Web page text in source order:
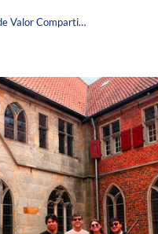
Estudiantes Corpistas ganaron en el Campus de Innovación de la Red de Valor Compartido de la Cámara de Comercio de Bogotá